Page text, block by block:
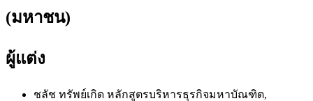
(มหาชน)
ผู้แต่ง
ชลัช ทรัพย์เกิด หลักสูตรบริหารธุรกิจมหาบัณฑิต,